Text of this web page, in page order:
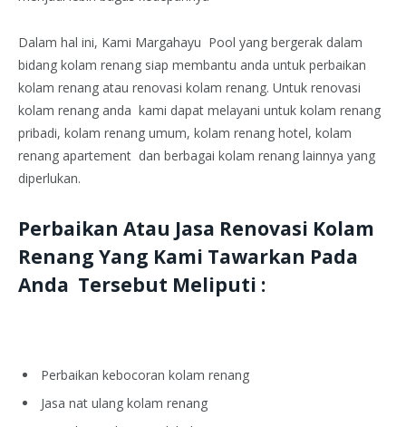
Dalam hal ini, Kami Margahayu Pool yang bergerak dalam
bidang kolam renang siap membantu anda untuk perbaikan
kolam renang atau renovasi kolam renang. Untuk renovasi
kolam renang anda kami dapat melayani untuk kolam renang
pribadi, kolam renang umum, kolam renang hotel, kolam
renang apartement dan berbagai kolam renang lainnya yang
diperlukan.
Perbaikan Atau Jasa Renovasi Kolam
Renang Yang Kami Tawarkan Pada
Anda Tersebut Meliputi :
Perbaikan kebocoran kolam renang
Jasa nat ulang kolam renang